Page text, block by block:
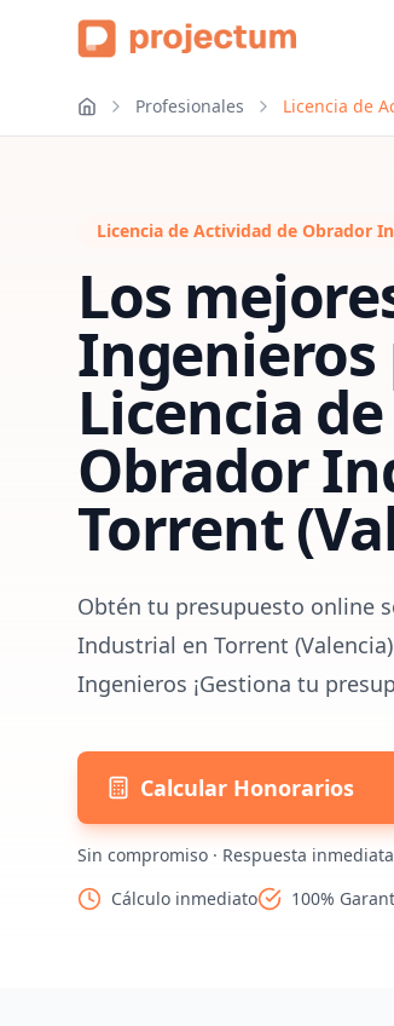
Profesionales Licencia de
Licencia de Actividad de Obrador
Los
Ingenieros
Licencia
Obrador
Torrent
Obtén tu presupuesto online
Industrial en Torrent
Ingenieros ¡Gestiona tu
Calcular Honorarios
Sin compromiso · Respuesta
Cálculo inmediato
100%